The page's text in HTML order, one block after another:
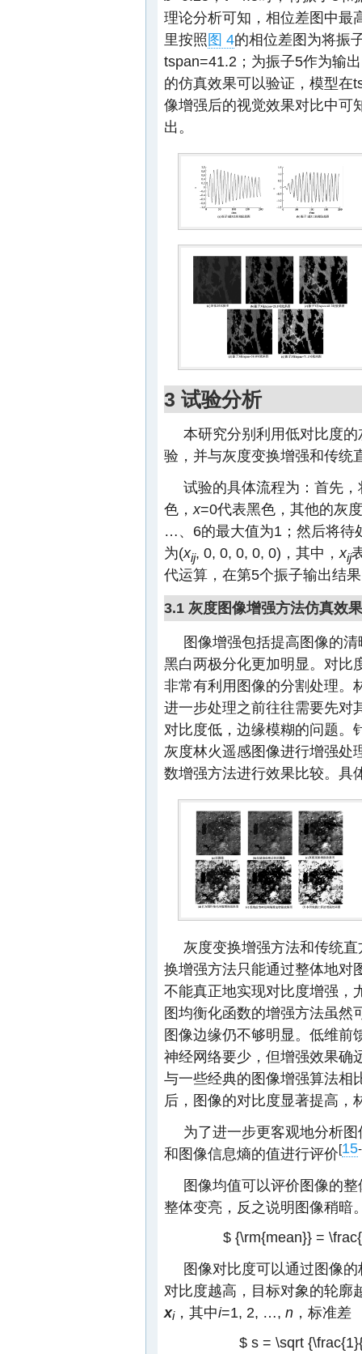
理论分析可知，相位差图中最
里按照图 4的相位差图为将振
tspan=41.2；为振子5作为输
的仿真效果可以验证，模型在
像增强后的视觉效果对比中可
出。
3 试验分析
本研究分别利用低对比度
验，并与灰度变换增强和传统
试验的具体流程为：首先
色， x=0代表黑色，其他的灰
…、6的最大值为1；然后将待
为(xij, 0, 0, 0, 0, 0)，其中， xij
代运算，在第5个振子输出结
3.1 灰度图像增强方法仿真效
图像增强包括提高图像的
黑白两极分化更加明显。对比
非常有利用图像的分割处理。
进一步处理之前往往需要先对
对比度低，边缘模糊的问题。
灰度林火遥感图像进行增强处
数增强方法进行效果比较。具
灰度变换增强方法和传统
换增强方法只能通过整体地对
不能真正地实现对比度增强，
图均衡化函数的增强方法虽然
图像边缘仍不够明显。低维前
神经网络要少，但增强效果确
与一些经典的图像增强算法相
后，图像的对比度显著提高，
为了进一步更客观地分析
和图像信息熵的值进行评价[15-
图像均值可以评价图像的
整体变亮，反之说明图像稍暗
$ {\rm{mean}} =
图像对比度可以通过图像
对比度越高，目标对象的轮廓
xi，其中i=1, 2, …, n ，标准差
$ s = \sqrt